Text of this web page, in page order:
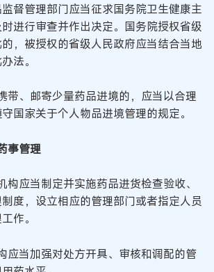
督管理部门应当征求国务院卫生健康主
进行审查并作出决定。国务院授权省级
，被授权的省级人民政府应当结合当地
法。
带、邮寄少量药品进境的，应当以合理
国家关于个人物品进境管理的规定。
事管理
应当制定并实施药品进货检查验收、
度，设立相应的管理部门或者指定人员
作。
应当加强对处方开具、审核和调配的管